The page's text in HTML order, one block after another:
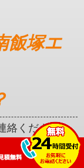
飯塚エ
絡ください。
るか？